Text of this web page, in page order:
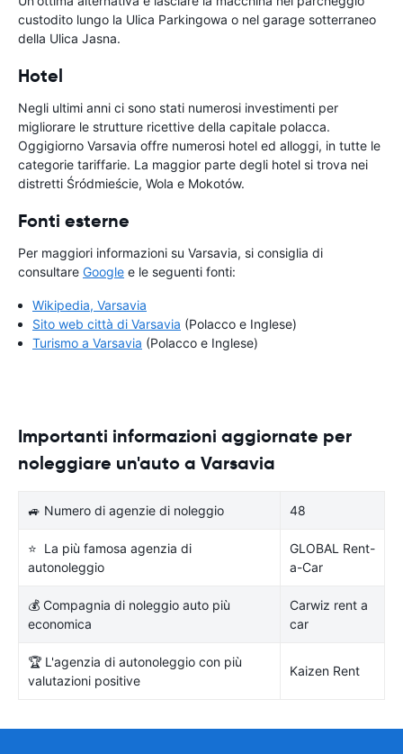
custodito lungo la Ulica Parkingowa o nel garage sotterraneo
della Ulica Jasna.
Hotel
Negli ultimi anni ci sono stati numerosi investimenti per
migliorare le strutture ricettive della capitale polacca.
Oggigiorno Varsavia offre numerosi hotel ed alloggi, in tutte le
categorie tariffarie. La maggior parte degli hotel si trova nei
distretti Śródmieście, Wola e Mokotów.
Fonti esterne
Per maggiori informazioni su Varsavia, si consiglia di
consultare Google e le seguenti fonti:
Wikipedia, Varsavia
Sito web città di Varsavia (Polacco e Inglese)
Turismo a Varsavia (Polacco e Inglese)
Importanti informazioni aggiornate per
noleggiare un'auto a Varsavia
🚙 Numero di agenzie di noleggio 48
⭐ La più famosa agenzia di
autonoleggio
GLOBAL Rent-
a-Car
💰 Compagnia di noleggio auto più
economica
Carwiz rent a
car
🏆 L'agenzia di autonoleggio con più
valutazioni positive
Kaizen Rent